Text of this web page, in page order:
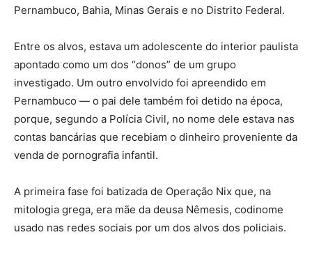
Pernambuco, Bahia, Minas Gerais e no Distrito Federal.
Entre os alvos, estava um adolescente do interior paulista
apontado como um dos “donos” de um grupo
investigado. Um outro envolvido foi apreendido em
Pernambuco — o pai dele também foi detido na época,
porque, segundo a Polícia Civil, no nome dele estava nas
contas bancárias que recebiam o dinheiro proveniente da
venda de pornografia infantil.
A primeira fase foi batizada de Operação Nix que, na
mitologia grega, era mãe da deusa Nêmesis, codinome
usado nas redes sociais por um dos alvos dos policiais.